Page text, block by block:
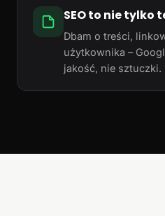
SEO to nie tylko
Dbam o treści,
użytkownika –
jakość, nie sztuczki.